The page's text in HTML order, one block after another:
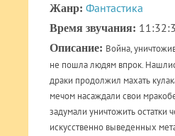
Жанр: Фантастика
Время звучания:
Описание: Война,
не пошла людям впрок.
драки продолжил махать
мечом насаждали свои
задумали уничтожить остатки
искусственно выведенных